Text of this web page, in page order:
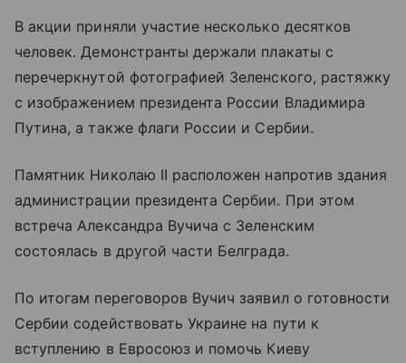
В акции приняли участие несколько десятков
человек. Демонстранты держали плакаты с
перечеркнутой фотографией Зеленского, растяжку
с изображением президента России Владимира
Путина, а также флаги России и Сербии.
Памятник Николаю II расположен напротив здания
администрации президента Сербии. При этом
встреча Александра Вучича с Зеленским
состоялась в другой части Белграда.
По итогам переговоров Вучич заявил о готовности
Сербии содействовать Украине на пути к
вступлению в Евросоюз и помочь Киеву